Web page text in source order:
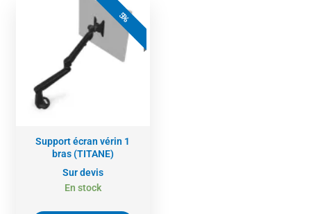
5%
Support écran vérin 1
bras (TITANE)
Sur devis
En stock